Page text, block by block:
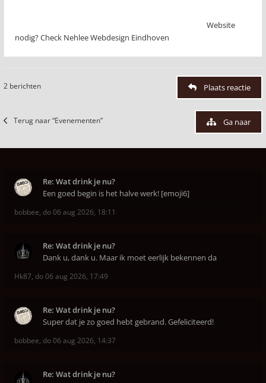
Website
nodig? Check Nehlee Webdesign Eindhoven
2 berichten Plaats reactie
Terug naar “Evenementen” Ga naar
Re: Wat drink je nu?
Een goed begin is het halve werk! [emoji6]
bobbee, do 06 aug 2026, 18:11
Re: Wat drink je nu?
Dank u, dank u. Maar ik moet eerlijk bekennen da
Hk87, do 06 aug 2026, 17:49
Re: Wat drink je nu?
Super dat je zo goed hebt gebrand. Gefeliciteerd!
bobbee, do 06 aug 2026, 14:37
Re: Wat drink je nu?